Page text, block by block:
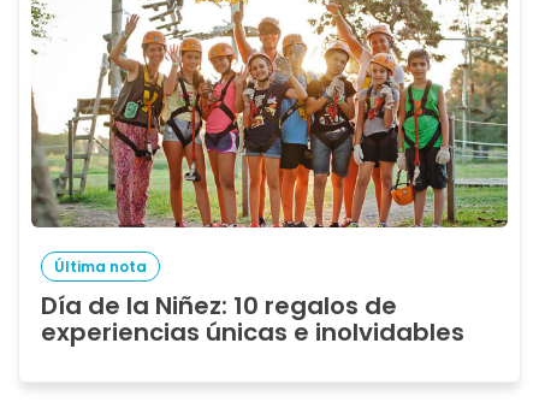
Última nota
Día de la Niñez: 10 regalos de
experiencias únicas e inolvidables